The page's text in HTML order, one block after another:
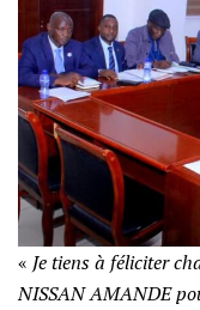
« Je tiens à féliciter
NISSAN AMANDE